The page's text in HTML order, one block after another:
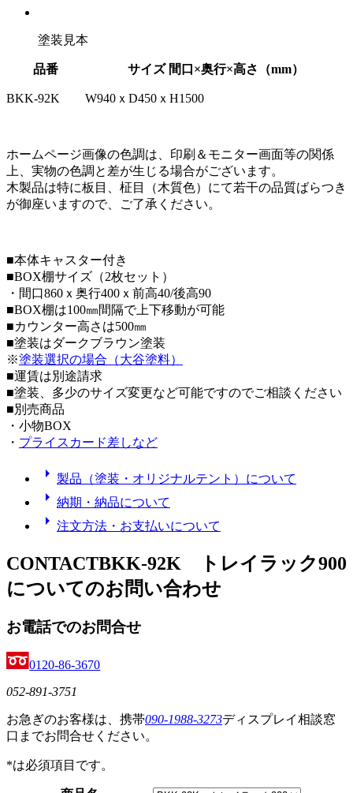
塗装見本
品番 サイズ 間口×奥行×高さ（mm）
BKK-92K W940ｘD450ｘH1500
ホームページ画像の色調は、印刷＆モニター画面等の関係
上、実物の色調と差が生じる場合がございます。
木製品は特に板目、柾目（木質色）にて若干の品質ばらつき
が御座いますので、ご了承ください。
■本体キャスター付き
■BOX棚サイズ（2枚セット）
・間口860ｘ奥行400ｘ前高40/後高90
■BOX棚は100㎜間隔で上下移動が可能
■カウンター高さは500㎜
■塗装はダークブラウン塗装
※塗装選択の場合（大谷塗料）
■運賃は別途請求
■塗装、多少のサイズ変更など可能ですのでご相談ください
■別売商品
・小物BOX
・ プライスカード差しなど
arrow_right 製品（塗装・オリジナルテント）について
arrow_right 納期・納品について
arrow_right 注文方法・お支払いについて
CONTACTBKK-92K トレイラック900
についてのお問い合わせ
お電話でのお問合せ
0120-86-3670
052-891-3751
お急ぎのお客様は、携帯090-1988-3273ディスプレイ相談窓
口までお問合せください。
*は必須項目です。